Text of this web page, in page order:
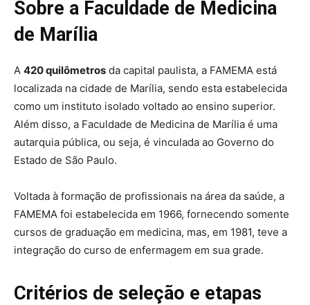
Sobre a Faculdade de Medicina
de Marília
A 420 quilômetros da capital paulista, a FAMEMA está
localizada na cidade de Marília, sendo esta estabelecida
como um instituto isolado voltado ao ensino superior.
Além disso, a Faculdade de Medicina de Marília é uma
autarquia pública, ou seja, é vinculada ao Governo do
Estado de São Paulo.
Voltada à formação de profissionais na área da saúde, a
FAMEMA foi estabelecida em 1966, fornecendo somente
cursos de graduação em medicina, mas, em 1981, teve a
integração do curso de enfermagem em sua grade.
Critérios de seleção e etapas